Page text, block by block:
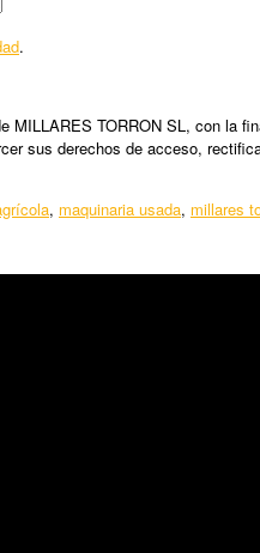
.
MILLARES TORRON SL, con la
sus derechos de acceso,
, maquinaria usada, millares